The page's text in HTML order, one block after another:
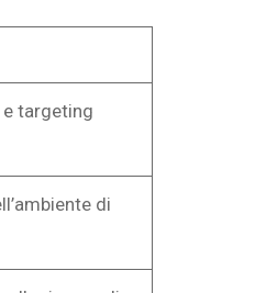
targeting
di